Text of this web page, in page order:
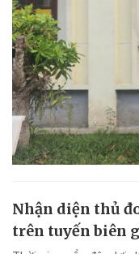
Nhận diện thủ
trên tuyến biên